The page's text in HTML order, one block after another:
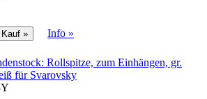
Info »
Rollspitze, zum Einhängen, gr.
für Svarovsky